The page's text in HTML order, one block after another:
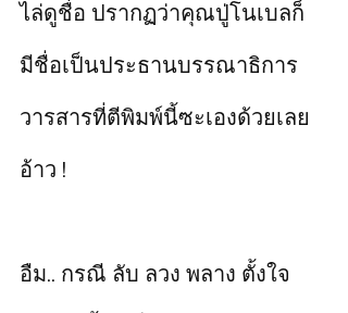
ไล่ดูชื่อ ปรากฏว่าคุณปู่โนเบลก็
มีชื่อเป็นประธานบรรณาธิการ
วารสารที่ตีพิมพ์นี้ซะเองด้วยเลย
อ้าว !
อืม.. กรณี ลับ ลวง พลาง ตั้งใจ